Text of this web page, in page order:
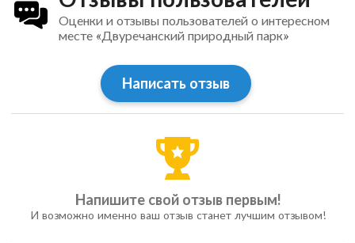
Оценки и отзывы пользователей о интересном
месте «Двуречанский природный парк»
Написать отзыв
Напишите свой отзыв первым!
И возможно именно ваш отзыв станет лучшим отзывом!